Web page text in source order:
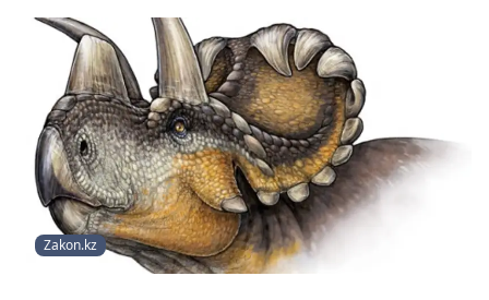
Zakon.kz